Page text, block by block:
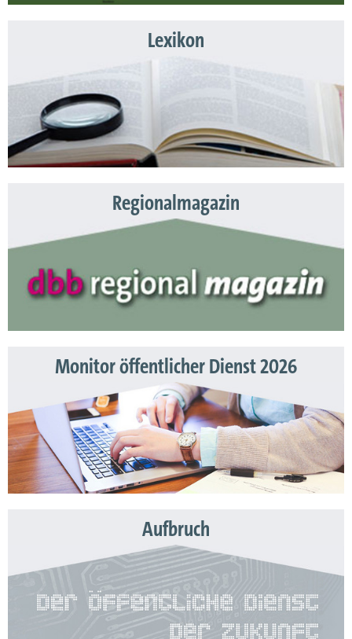
Lexikon
Regionalmagazin
Monitor öffentlicher Dienst 2026
Aufbruch